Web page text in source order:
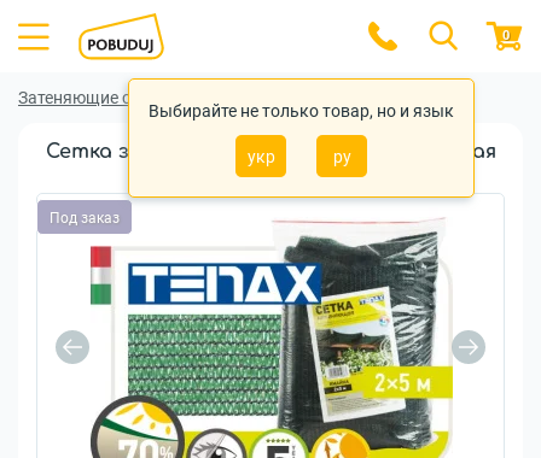
Выбирайте не только товар, но и язык
укр ру
0
Затеняющие сетки
Сетка затеняющая Tenax Ямайка зелёная
70% (2х5м)
Под заказ